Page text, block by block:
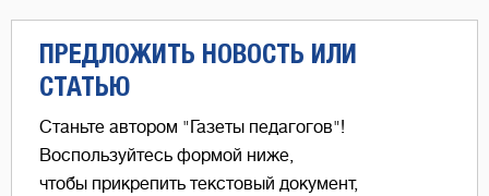
ПРЕДЛОЖИТЬ НОВОСТЬ ИЛИ
СТАТЬЮ
Станьте автором "Газеты педагогов"!
Воспользуйтесь формой ниже,
чтобы прикрепить текстовый документ,